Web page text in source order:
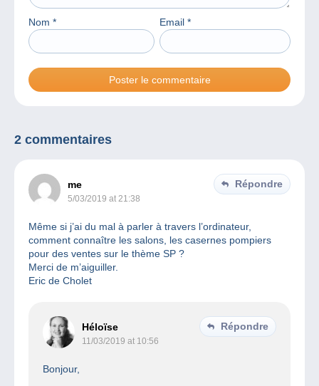
Nom * Email *
2 commentaires
me
5/03/2019 at 21:38
Répondre
Même si j’ai du mal à parler à travers l’ordinateur,
comment connaître les salons, les casernes pompiers
pour des ventes sur le thème SP ?
Merci de m’aiguiller.
Eric de Cholet
Héloïse
11/03/2019 at 10:56
Répondre
Bonjour,